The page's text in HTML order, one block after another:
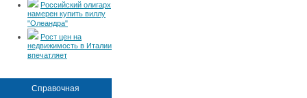
Российский олигарх
намерен купить виллу
"Олеандра"
Рост цен на
недвижимость в Италии
впечатляет
Справочная